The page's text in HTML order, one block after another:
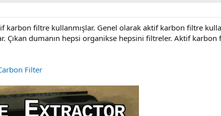
karbon filtre kullanmışlar. Genel olarak aktif karbon filtre
Çıkan dumanın hepsi organikse hepsini filtreler. Aktif
Filter